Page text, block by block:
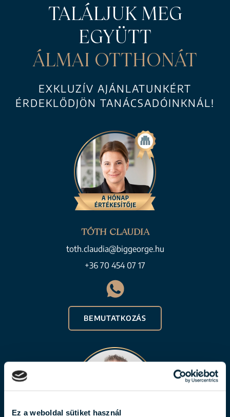
Ez a weboldal sütiket használ
TALÁLJUK MEG
EGYÜTT
ÁLMAI OTTHONÁT
EXKLUZÍV AJÁNLATUNKÉRT
ÉRDEKLŐDJÖN TANÁCSADÓINKNÁL!
TÓTH CLAUDIA
toth.claudia@biggeorge.hu
+36 70 454 07 17
BEMUTATKOZÁS